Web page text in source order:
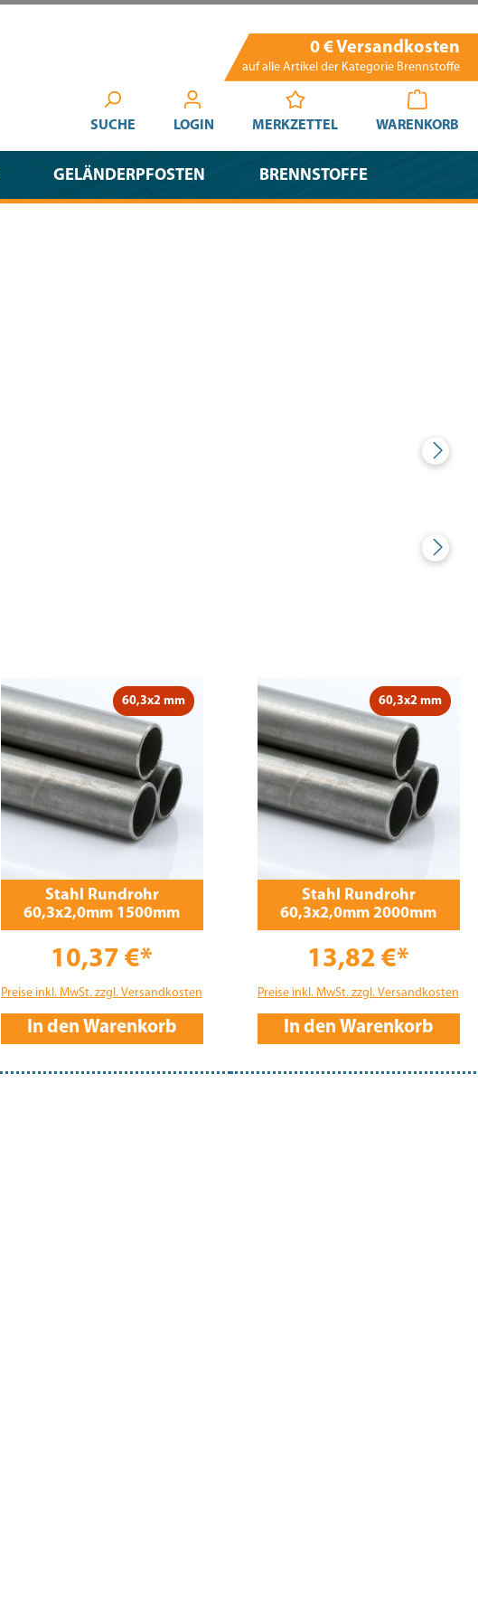
0 € Versandkosten
auf alle Artikel der Kategorie Brennstoffe
SUCHE LOGIN MERKZETTEL WARENKORB
GELÄNDERPFOSTEN BRENNSTOFFE
60,3x2 mm
Stahl Rundrohr
60,3x2,0mm 1500mm
10,37 €*
Preise inkl. MwSt. zzgl. Versandkosten
In den Warenkorb
60,3x2 mm
Stahl Rundrohr
60,3x2,0mm 2000mm
13,82 €*
Preise inkl. MwSt. zzgl. Versandkosten
In den Warenkorb